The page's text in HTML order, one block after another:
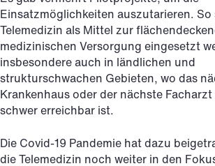
Einsatzmöglichkeiten auszutarieren. So
Telemedizin als Mittel zur
medizinischen Versorgung eingesetzt
insbesondere auch in ländlichen und
strukturschwachen Gebieten, wo das
Krankenhaus oder der nächste
schwer erreichbar ist.
Die Covid-19 Pandemie hat dazu
die Telemedizin noch weiter in den